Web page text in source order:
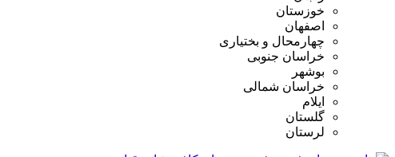
خوزستان
اصفهان
چهارمحال و بختیاری
خراسان جنوبی
بوشهر
خراسان شمالی
ایلام
گلستان
لرستان